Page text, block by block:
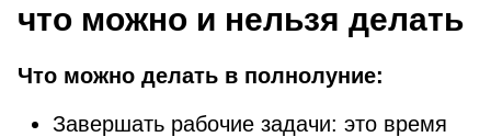
что можно и нельзя делать
Что можно делать в полнолуние:
Завершать рабочие задачи: это время